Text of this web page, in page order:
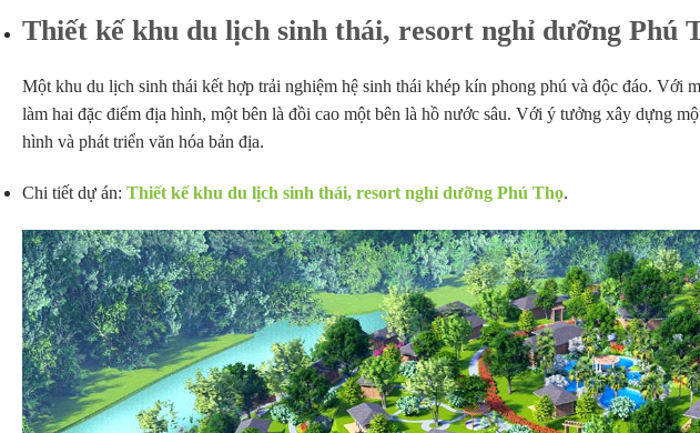
Thiết kế khu du lịch sinh thái, resort nghỉ dưỡng Phú
Một khu du lịch sinh thái kết hợp trải nghiệm hệ sinh thái khép kín phong phú và độc đáo. Với
làm hai đặc điểm địa hình, một bên là đồi cao một bên là hồ nước sâu. Với ý tưởng xây dựng
hình và phát triển văn hóa bản địa.
Chi tiết dự án: Thiết kế khu du lịch sinh thái, resort nghỉ dưỡng Phú Thọ.